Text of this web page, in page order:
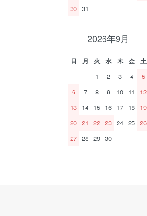
30 31
2026年9月
日 月 火 水 木 金
土
1
2 3 4
5
6
7 8 9 10 11
12
13 14 15 16 17 18 19
20 21 22 23 24 25 26
27 28 29 30